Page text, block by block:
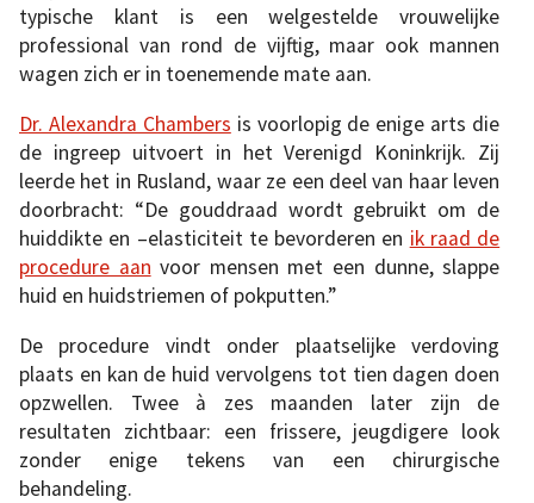
typische klant is een welgestelde vrouwelijke
professional van rond de vijftig, maar ook mannen
wagen zich er in toenemende mate aan.
Dr. Alexandra Chambers is voorlopig de enige arts die
de ingreep uitvoert in het Verenigd Koninkrijk. Zij
leerde het in Rusland, waar ze een deel van haar leven
doorbracht: “De gouddraad wordt gebruikt om de
huiddikte en –elasticiteit te bevorderen en ik raad de
procedure aan voor mensen met een dunne, slappe
huid en huidstriemen of pokputten.”
De procedure vindt onder plaatselijke verdoving
plaats en kan de huid vervolgens tot tien dagen doen
opzwellen. Twee à zes maanden later zijn de
resultaten zichtbaar: een frissere, jeugdigere look
zonder enige tekens van een chirurgische
behandeling.